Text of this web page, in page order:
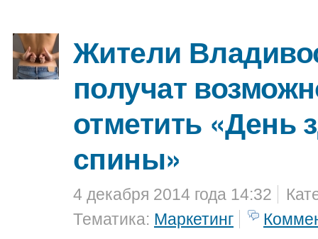
Жители
получат
отметить «День
спины»
4 декабря 2014 года 14:32
Тематика: Маркетинг